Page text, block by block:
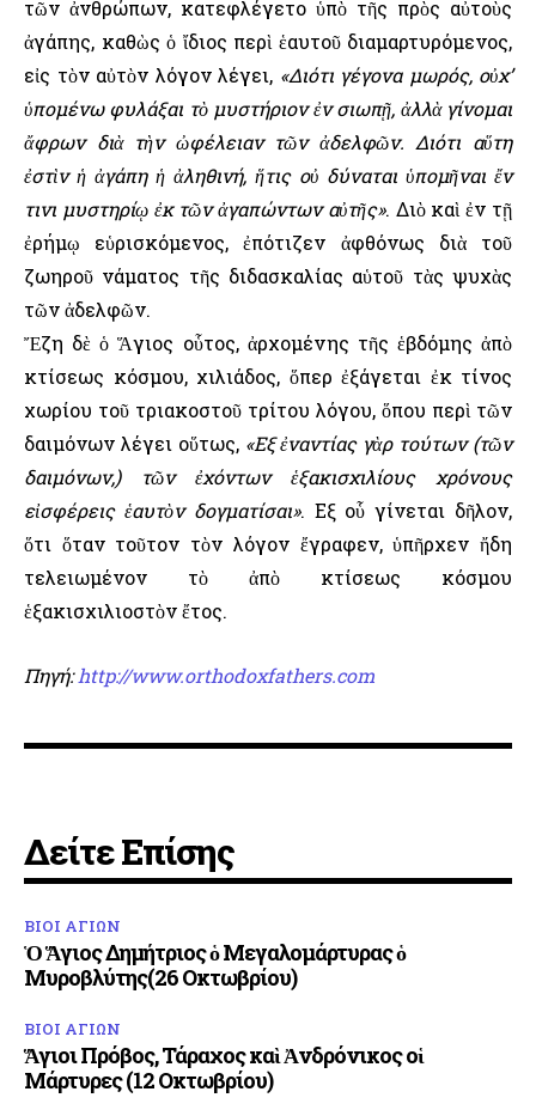
τῶν ἀνθρώπων, κατεφλέγετο ὑπὸ τῆς πρὸς αὐτοὺς
ἀγάπης, καθὼς ὁ ἴδιος περὶ ἑαυτοῦ διαμαρτυρόμενος,
εἰς τὸν αὐτὸν λόγον λέγει, «Διότι γέγονα μωρός, οὐχ’
ὑπομένω φυλάξαι τὸ μυστήριον ἐν σιωπῇ, ἀλλὰ γίνομαι
ἄφρων διὰ τὴν ὠφέλειαν τῶν ἀδελφῶν. Διότι αὕτη
ἐστὶν ἡ ἀγάπη ἡ ἀληθινή, ἥτις οὐ δύναται ὑπομῆναι ἔν
τινι μυστηρίῳ ἐκ τῶν ἀγαπώντων αὐτῆς». Διὸ καὶ ἐν τῇ
ἐρήμῳ εὑρισκόμενος, ἐπότιζεν ἀφθόνως διὰ τοῦ
ζωηροῦ νάματος τῆς διδασκαλίας αὑτοῦ τὰς ψυχὰς
τῶν ἀδελφῶν.
Ἔζη δὲ ὁ Ἅγιος οὗτος, ἀρχομένης τῆς ἑβδόμης ἀπὸ
κτίσεως κόσμου, χιλιάδος, ὅπερ ἐξάγεται ἐκ τίνος
χωρίου τοῦ τριακοστοῦ τρίτου λόγου, ὅπου περὶ τῶν
δαιμόνων λέγει οὕτως, «Εξ ἐναντίας γὰρ τούτων (τῶν
δαιμόνων,) τῶν ἐχόντων ἑξακισχιλίους χρόνους
εἰσφέρεις ἑαυτὸν δογματίσαι». Εξ οὗ γίνεται δῆλον,
ὅτι ὅταν τοῦτον τὸν λόγον ἔγραφεν, ὑπῆρχεν ἤδη
τελειωμένον τὸ ἀπὸ κτίσεως κόσμου
ἑξακισχιλιοστὸν ἔτος.
Πηγή:http://www.orthodoxfathers.com
Δείτε Επίσης
ΒΙΟΙ ΑΓΙΩΝ
Ὁ Ἅγιος Δημήτριος ὁ Μεγαλομάρτυρας ὁ
Μυροβλύτης(26 Οκτωβρίου)
ΒΙΟΙ ΑΓΙΩΝ
Ἅγιοι Πρόβος, Τάραχος καὶ Ἀνδρόνικος οἱ
Μάρτυρες (12 Οκτωβρίου)